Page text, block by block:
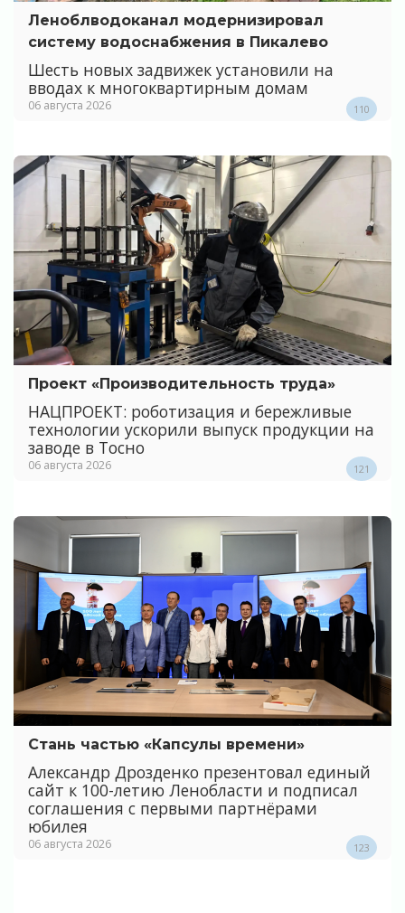
Леноблводоканал модернизировал
систему водоснабжения в Пикалево
Шесть новых задвижек установили на
вводах к многоквартирным домам
06 августа 2026 110
Проект «Производительность труда»
НАЦПРОЕКТ: роботизация и бережливые
технологии ускорили выпуск продукции на
заводе в Тосно
06 августа 2026 121
Стань частью «Капсулы времени»
Александр Дрозденко презентовал единый
сайт к 100-летию Ленобласти и подписал
соглашения с первыми партнёрами
юбилея
06 августа 2026 123